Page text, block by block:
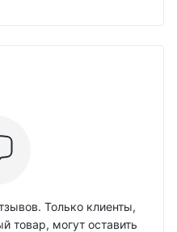
Только клиенты,
товар, могут оставить